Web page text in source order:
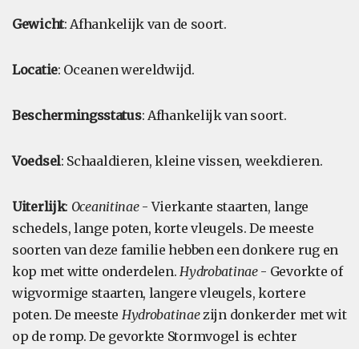
Gewicht: Afhankelijk van de soort.
Locatie: Oceanen wereldwijd.
Beschermingsstatus: Afhankelijk van soort.
Voedsel: Schaaldieren, kleine vissen, weekdieren.
Uiterlijk: Oceanitinae- Vierkante staarten, lange
schedels, lange poten, korte vleugels. De meeste
soorten van deze familie hebben een donkere rug en
kop met witte onderdelen.Hydrobatinae- Gevorkte of
wigvormige staarten, langere vleugels, kortere
poten. De meeste Hydrobatinaezijn donkerder met wit
op de romp. De gevorkte Stormvogel is echter